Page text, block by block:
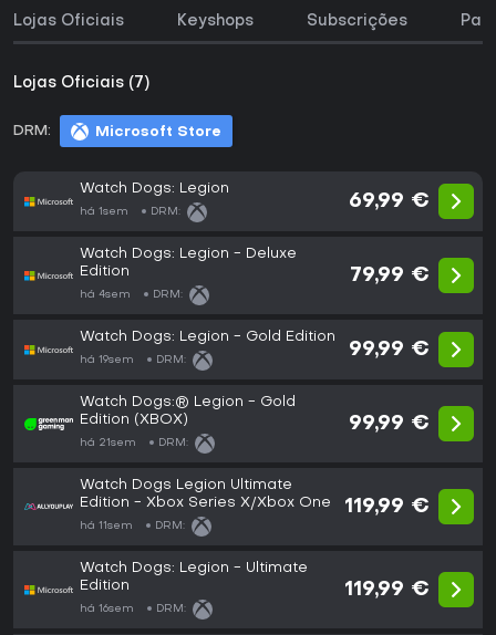
Lojas Oficiais Keyshops Subscrições
Lojas Oficiais (7)
DRM: Microsoft Store
Watch Dogs: Legion
há 1sem DRM:
69,99 €
Watch Dogs: Legion - Deluxe
Edition
há 4sem DRM:
79,99 €
Watch Dogs: Legion - Gold Edition
há 19sem DRM:
99,99 €
Watch Dogs:® Legion - Gold
Edition (XBOX)
há 21sem DRM:
99,99 €
Watch Dogs Legion Ultimate
Edition - Xbox Series X/Xbox One
há 11sem DRM:
119,99 €
Watch Dogs: Legion - Ultimate
Edition
há 16sem DRM:
119,99 €